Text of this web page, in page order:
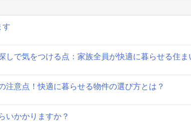
す
しで気をつける点：家族全員が快適に暮らせる住ま
注意点！快適に暮らせる物件の選び方とは？
いかかりますか？